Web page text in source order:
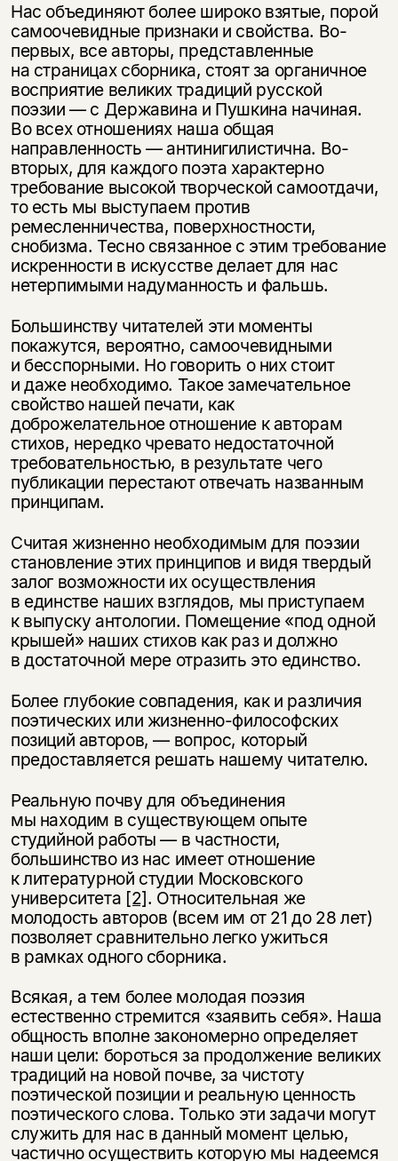
Нас объединяют более широко взятые, порой
самоочевидные признаки и свойства. Во-
первых, все авторы, представленные
на страницах сборника, стоят за органичное
восприятие великих традиций русской
поэзии — с Державина и Пушкина начиная.
Во всех отношениях наша общая
направленность — антинигилистична. Во-
вторых, для каждого поэта характерно
требование высокой творческой самоотдачи,
то есть мы выступаем против
ремесленничества, поверхностности,
снобизма. Тесно связанное с этим требование
искренности в искусстве делает для нас
нетерпимыми надуманность и фальшь.
Большинству читателей эти моменты
покажутся, вероятно, самоочевидными
и бесспорными. Но говорить о них стоит
и даже необходимо. Такое замечательное
свойство нашей печати, как
доброжелательное отношение к авторам
стихов, нередко чревато недостаточной
требовательностью, в результате чего
публикации перестают отвечать названным
принципам.
Считая жизненно необходимым для поэзии
становление этих принципов и видя твердый
залог возможности их осуществления
в единстве наших взглядов, мы приступаем
к выпуску антологии. Помещение «под одной
крышей» наших стихов как раз и должно
в достаточной мере отразить это единство.
Более глубокие совпадения, как и различия
поэтических или жизненно-философских
позиций авторов, — вопрос, который
предоставляется решать нашему читателю.
Реальную почву для объединения
мы находим в существующем опыте
студийной работы — в частности,
большинство из нас имеет отношение
к литературной студии Московского
университета [2]. Относительная же
молодость авторов (всем им от 21 до 28 лет)
позволяет сравнительно легко ужиться
в рамках одного сборника.
Всякая, а тем более молодая поэзия
естественно стремится «заявить себя». Наша
общность вполне закономерно определяет
наши цели: бороться за продолжение великих
традиций на новой почве, за чистоту
поэтической позиции и реальную ценность
поэтического слова. Только эти задачи могут
служить для нас в данный момент целью,
частично осуществить которую мы надеемся